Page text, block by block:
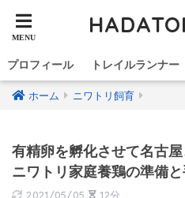
プロフィール トレイルランナー
ホーム ニワトリ飼育
有精卵を孵化させて名古
ニワトリ家庭養鶏の準備
2021/05/05 12分